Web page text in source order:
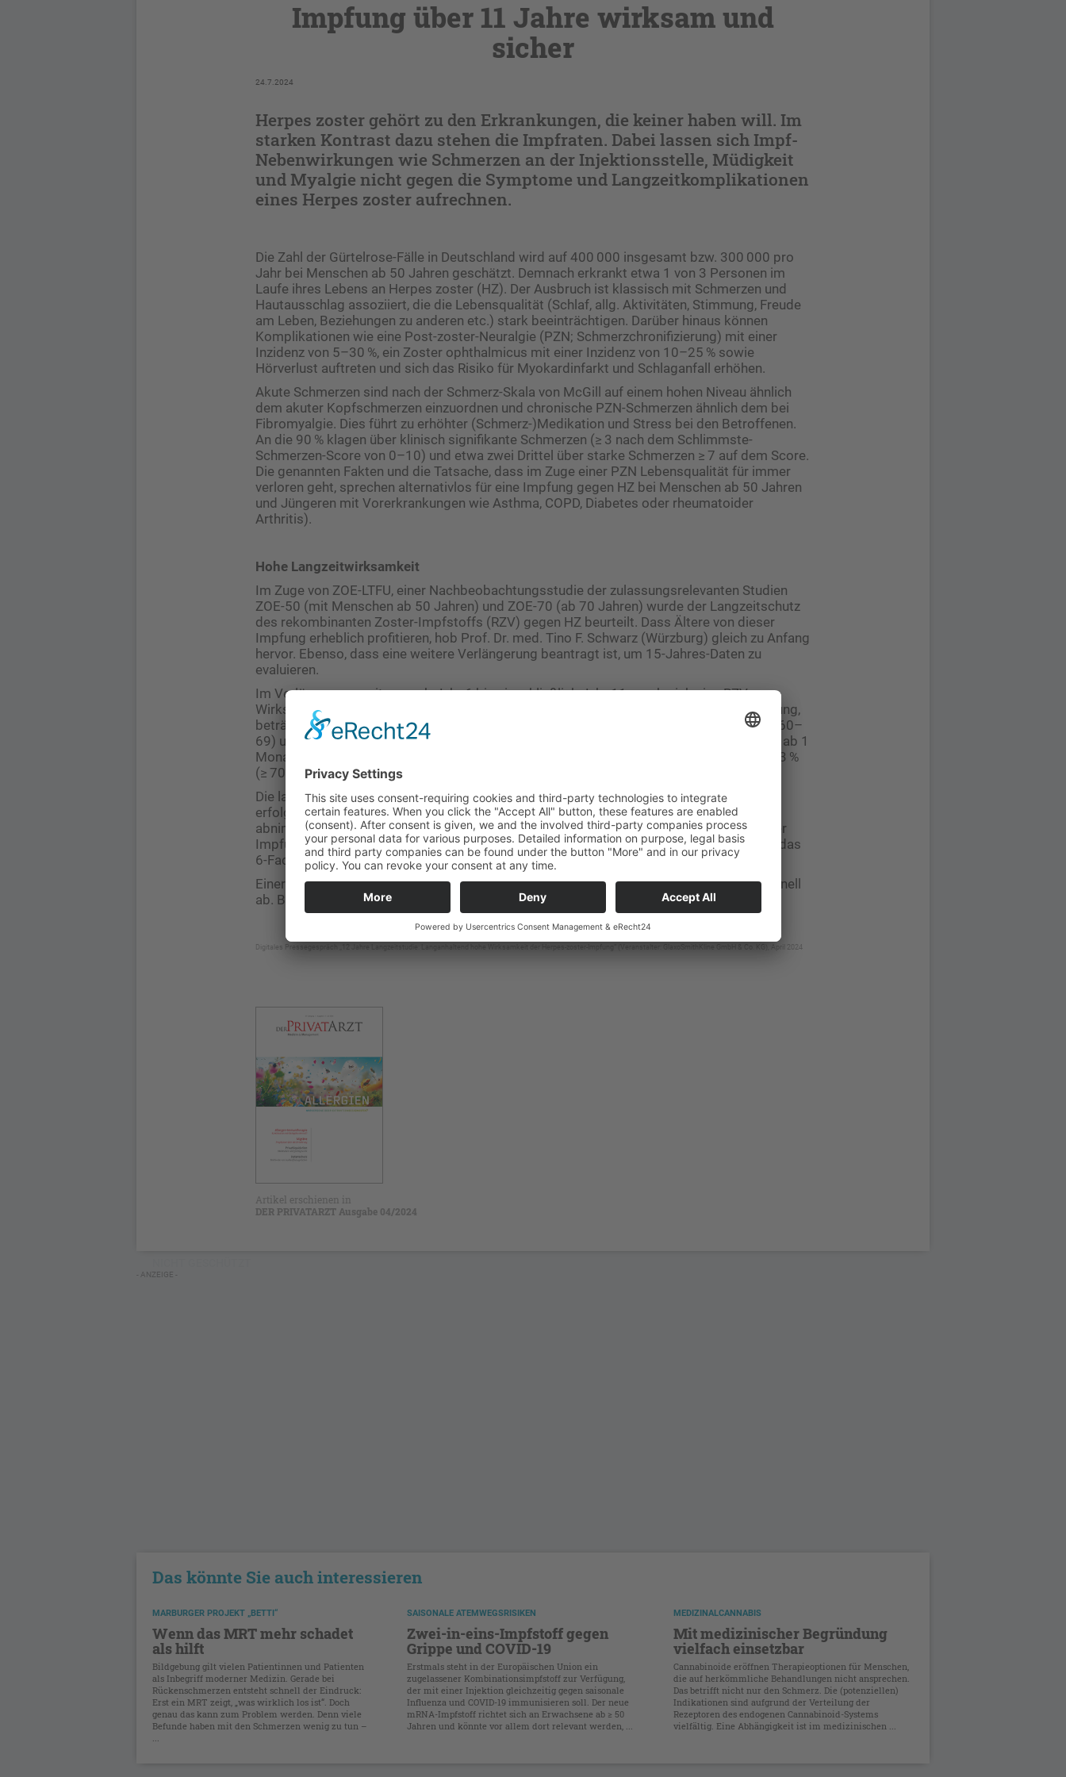
Impfung über 11 Jahre wirksam und
sicher
24.7.2024
Herpes zoster gehört zu den Erkrankungen, die keiner haben will. Im
starken Kontrast dazu stehen die Impfraten. Dabei lassen sich Impf-
Nebenwirkungen wie Schmerzen an der Injektionsstelle, Müdigkeit
und Myalgie nicht gegen die Symptome und Langzeitkomplikationen
eines Herpes zoster aufrechnen.
Die Zahl der Gürtelrose-Fälle in Deutschland wird auf 400 000 insgesamt bzw. 300 000 pro
Jahr bei Menschen ab 50 Jahren geschätzt. Demnach erkrankt etwa 1 von 3 Personen im
Laufe ihres Lebens an Herpes zoster (HZ). Der Ausbruch ist klassisch mit Schmerzen und
Hautausschlag assoziiert, die die Lebensqualität (Schlaf, allg. Aktivitäten, Stimmung, Freude
am Leben, Beziehungen zu anderen etc.) stark beeinträchtigen. Darüber hinaus können
Komplikationen wie eine Post-zoster-Neuralgie (PZN; Schmerzchronifizierung) mit einer
Inzidenz von 5–30 %, ein Zoster ophthalmicus mit einer Inzidenz von 10–25 % sowie
Hörverlust auftreten und sich das Risiko für Myokardinfarkt und Schlaganfall erhöhen.
Akute Schmerzen sind nach der Schmerz-Skala von McGill auf einem hohen Niveau ähnlich
dem akuter Kopfschmerzen einzuordnen und chronische PZN-Schmerzen ähnlich dem bei
Fibromyalgie. Dies führt zu erhöhter (Schmerz-)Medikation und Stress bei den Betroffenen.
An die 90 % klagen über klinisch signifikante Schmerzen (≥ 3 nach dem Schlimmste-
Schmerzen-Score von 0–10) und etwa zwei Drittel über starke Schmerzen ≥ 7 auf dem Score.
Die genannten Fakten und die Tatsache, dass im Zuge einer PZN Lebensqualität für immer
verloren geht, sprechen alternativlos für eine Impfung gegen HZ bei Menschen ab 50 Jahren
und Jüngeren mit Vorerkrankungen wie Asthma, COPD, Diabetes oder rheumatoider
Arthritis).
Hohe Langzeitwirksamkeit
Im Zuge von ZOE-LTFU, einer Nachbeobachtungsstudie der zulassungsrelevanten Studien
ZOE-50 (mit Menschen ab 50 Jahren) und ZOE-70 (ab 70 Jahren) wurde der Langzeitschutz
des rekombinanten Zoster-Impfstoffs (RZV) gegen HZ beurteilt. Dass Ältere von dieser
Impfung erheblich profitieren, hob Prof. Dr. med. Tino F. Schwarz (Würzburg) gleich zu Anfang
hervor. Ebenso, dass eine weitere Verlängerung beantragt ist, um 15-Jahres-Daten zu
evaluieren.
Im Verlängerungszeitraum ab Jahr 6 bis einschließlich Jahr 11 ergab sich eine RZV-
Wirksamkeit von 79,77 %. Betrachtet man die Wirksamkeit ab 1 Monat nach der 2. Impfung,
beträgt sie 87,73 %. Stratifiziert nach Alter liegt sie bei 86,67 % (50–59 Jahre), 87,14 % (60–
69) und 73,18 % (≥ 70) während der Nachbeobachtungszeit und die Gesamtwirksamkeit ab 1
Monat nach der 2. Dosis laut ZOE-50/70 bei 91,74 % (50–59), 92,57 % (60–69) und 84,33 %
(≥ 70).
Die lang anhaltende Wirksamkeit lässt sich mit den 10-Jahres-Daten erklären: Zunächst
erfolgt ein starker Anstieg der humoralen Immunität, die dann auf ein konstantes Niveau
abnimmt und bis zum Jahr 10 nach der Impfung um das 5-Fache über den Werten vor der
Impfung blieb. Wichtiger bei HZ ist aber die zelluläre Immunität, die bis zum Jahr 10 um das
6-Fache über den Werten vor der Impfung blieb.
Einer Modellierung aller Daten zufolge nehme die Wirksamkeit nach Jahr 11 nicht so schnell
ab. Bleibt die Frage, wann nachgeimpft werden muss.
Digitales Pressegespräch „12 Jahre Langzeitstudie: Langanhaltend hohe Wirksamkeit der Herpes-zoster-Impfung“ (Veranstalter: GlaxoSmithKline GmbH & Co. KG), April 2024
Artikel erschienen in
DER PRIVATARZT Ausgabe 04/2024
- ANZEIGE -
Das könnte Sie auch interessieren
MARBURGER PROJEKT „BETTI“
Wenn das MRT mehr schadet
als hilft
Bildgebung gilt vielen Patientinnen und Patienten
als Inbegriff moderner Medizin. Gerade bei
Rückenschmerzen entsteht schnell der Eindruck:
Erst ein MRT zeigt, „was wirklich los ist“. Doch
genau das kann zum Problem werden. Denn viele
Befunde haben mit den Schmerzen wenig zu tun –
SAISONALE ATEMWEGSRISIKEN
Zwei-in-eins-Impfstoff gegen
Grippe und COVID-19
Erstmals steht in der Europäischen Union ein
zugelassener Kombinationsimpfstoff zur Verfügung,
der mit einer Injektion gleichzeitig gegen saisonale
Influenza und COVID-19 immunisieren soll. Der neue
mRNA-Impfstoff richtet sich an Erwachsene ab ≥ 50
Jahren und könnte vor allem dort relevant werden, ...
MEDIZINALCANNABIS
Mit medizinischer Begründung
vielfach einsetzbar
Cannabinoide eröffnen Therapieoptionen für Menschen,
die auf herkömmliche Behandlungen nicht ansprechen.
Das betrifft nicht nur den Schmerz. Die (potenziellen)
Indikationen sind aufgrund der Verteilung der
Rezeptoren des endogenen Cannabinoid-Systems
vielfältig. Eine Abhängigkeit ist im medizinischen ...